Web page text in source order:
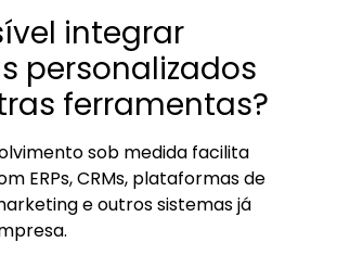
integrar
personalizados
ferramentas?
sob medida facilita
ERPs, CRMs, plataformas de
e outros sistemas já